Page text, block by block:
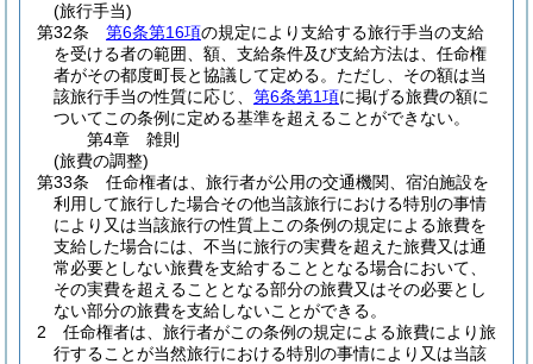
(旅行手当)
第32条
第6条第16項の規定により支給する旅行手当の支給
を受ける者の範囲、額、支給条件及び支給方法は、任命権
者がその都度町長と協議して定める。 ただし、その額は当
該旅行手当の性質に応じ、 第6条第1項に掲げる旅費の額に
ついてこの条例に定める基準を超えることができない。
第4章
雑則
(旅費の調整)
第33条
任命権者は、旅行者が公用の交通機関、宿泊施設を
利用して旅行した場合その他当該旅行における特別の事情
により又は当該旅行の性質上この条例の規定による旅費を
支給した場合には、不当に旅行の実費を超えた旅費又は通
常必要としない旅費を支給することとなる場合において、
その実費を超えることとなる部分の旅費又はその必要とし
ない部分の旅費を支給しないことができる。
2
任命権者は、旅行者がこの条例の規定による旅費により旅
行することが当然旅行における特別の事情により又は当該